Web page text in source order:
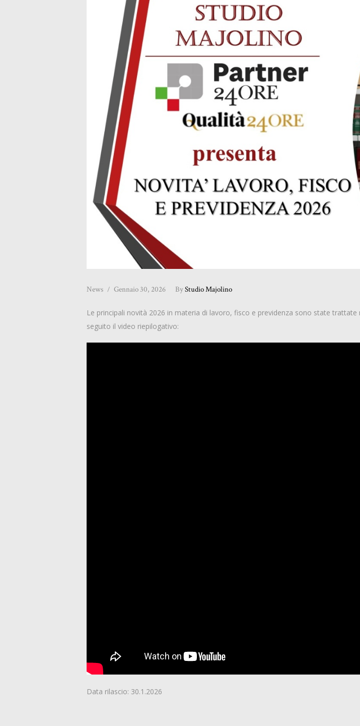
News Gennaio 30, 2026 ByStudio Majolino
Le principali novità 2026 in materia di lavoro, fisco e previdenza sono state
seguito il video riepilogativo:
Data rilascio: 30.1.2026